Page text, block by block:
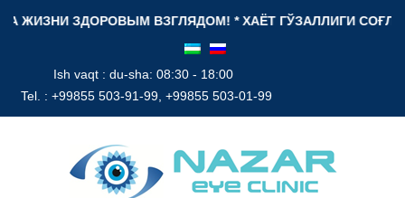
ЗДОРОВЫМ ВЗГЛЯДОМ! * ХАЁТ ГЎЗАЛЛИГИ СОҒЛОМ НИГОҲ
Ish vaqt : du-sha: 08:30 - 18:00
Tel. : +99855 503-91-99, +99855 503-01-99